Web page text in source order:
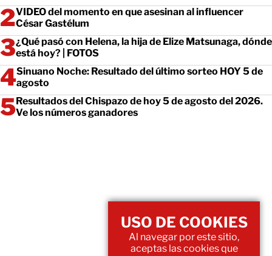
VIDEO del momento en que asesinan al influencer
César Gastélum
¿Qué pasó con Helena, la hija de Elize Matsunaga, dónde
está hoy? | FOTOS
Sinuano Noche: Resultado del último sorteo HOY 5 de
agosto
Resultados del Chispazo de hoy 5 de agosto del 2026.
Ve los números ganadores
USO DE COOKIES
Al navegar por este sitio,
aceptas las cookies que